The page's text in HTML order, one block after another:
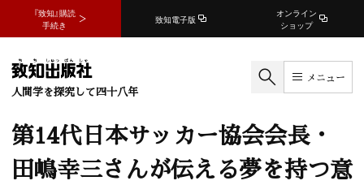
『致知』購読
手続き
致知電子版
オンライン
ショップ
人間学を探究して四十八年
メニュー
第14代日本サッカー協会会長・
田嶋幸三さんが伝える夢を持つ意